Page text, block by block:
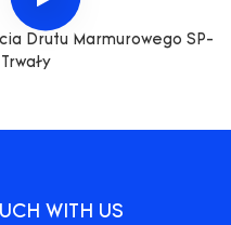
Drutu Marmurowego SP-
WITH US